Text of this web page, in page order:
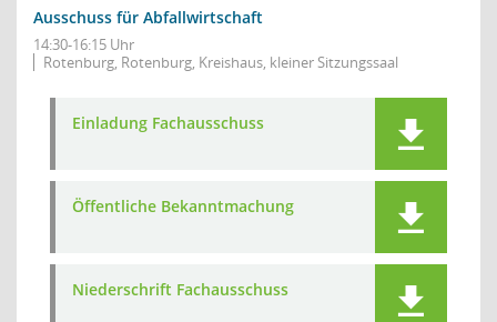
Ausschuss für Abfallwirtschaft
14:30-16:15 Uhr
Rotenburg, Rotenburg, Kreishaus, kleiner Sitzungssaal
Einladung Fachausschuss
Öffentliche Bekanntmachung
Niederschrift Fachausschuss